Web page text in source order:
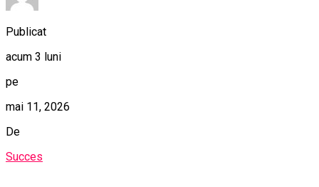
Publicat
acum 3 luni
pe
mai 11, 2026
De
Succes